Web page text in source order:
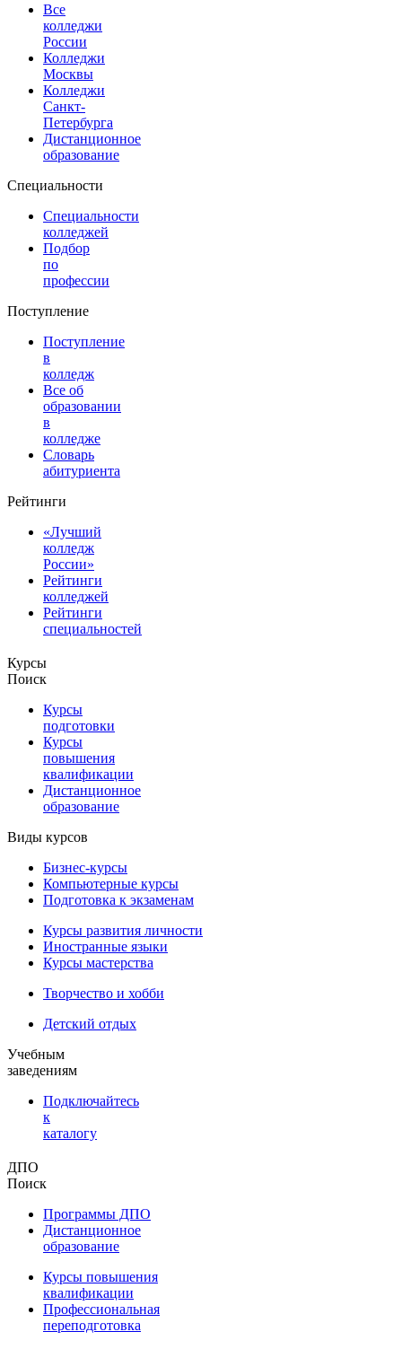
Все
колледжи
России
Колледжи
Москвы
Колледжи
Санкт-
Петербурга
Дистанционное
образование
Специальности
Специальности
колледжей
Подбор
по
профессии
Поступление
Поступление
в
колледж
Все об
образовании
в
колледже
Словарь
абитуриента
Рейтинги
«Лучший
колледж
России»
Рейтинги
колледжей
Рейтинги
специальностей
Курсы
Поиск
Курсы
подготовки
Курсы
повышения
квалификации
Дистанционное
образование
Виды курсов
Бизнес-курсы
Компьютерные курсы
Подготовка к экзаменам
Курсы развития личности
Иностранные языки
Курсы мастерства
Творчество и хобби
Детский отдых
Учебным
заведениям
Подключайтесь
к
каталогу
ДПО
Поиск
Программы ДПО
Дистанционное
образование
Курсы повышения
квалификации
Профессиональная
переподготовка